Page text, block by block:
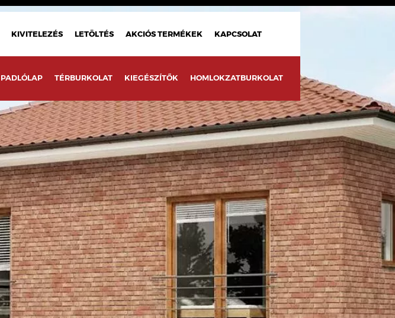
KIVITELEZÉS LETÖLTÉS AKCIÓS TERMÉKEK KAPCSOLAT
PADLÓLAP TÉRBURKOLAT KIEGÉSZÍTŐK HOMLOKZATBURKOLAT